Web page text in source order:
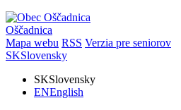
Oščadnica
Mapa webu RSS Verzia pre seniorov
SKSlovensky
SKSlovensky
ENEnglish